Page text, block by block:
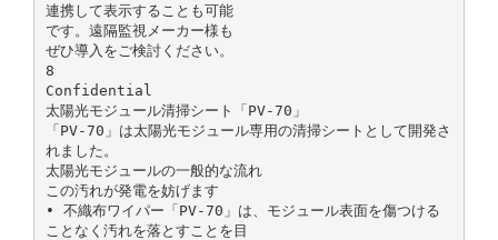
連携して表示することも可能
です。遠隔監視メーカー様も
ぜひ導入をご検討ください。
8
Confidential
太陽光モジュール清掃シート「PV-70」
「PV-70」は太陽光モジュール専用の清掃シートとして開発さ
れました。
太陽光モジュールの一般的な流れ
この汚れが発電を妨げます
• 不織布ワイパー「PV-70」は、モジュール表面を傷つける
ことなく汚れを落とすことを目